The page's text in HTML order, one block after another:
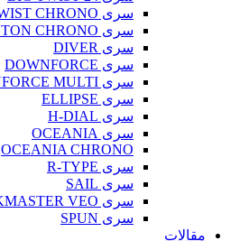
سری BIG TWIST CHRONO
سری BOSTON CHRONO
سری DIVER
سری DOWNFORCE
سری DOWNFORCE MULTI
سری ELLIPSE
سری H-DIAL
سری OCEANIA
OCEANIA CHRONO
سری R-TYPE
سری SAIL
سری SHOCKMASTER VEO
سری SPUN
مقالات